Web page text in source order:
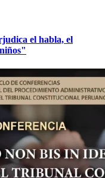
el habla, el